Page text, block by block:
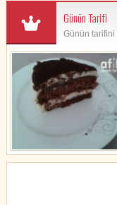
Günün Tarifi
Günün